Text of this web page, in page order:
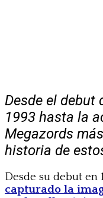
Desde el debut
1993 hasta la
Megazords
historia de
Desde su debut en
capturado la